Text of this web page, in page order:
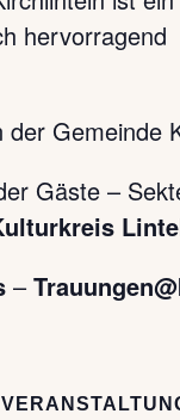
der Gemeinde
Gäste –
–